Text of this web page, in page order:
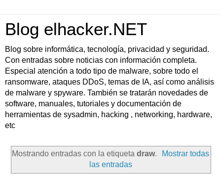
Blog elhacker.NET
Blog sobre informática, tecnología, privacidad y seguridad.
Con entradas sobre noticias con información completa.
Especial atención a todo tipo de malware, sobre todo el
ransomware, ataques DDoS, temas de IA, así como análisis
de malware y spyware. También se tratarán novedades de
software, manuales, tutoriales y documentación de
herramientas de sysadmin, hacking , networking, hardware,
etc
Mostrando entradas con la etiqueta draw.
Mostrar todas
las entradas